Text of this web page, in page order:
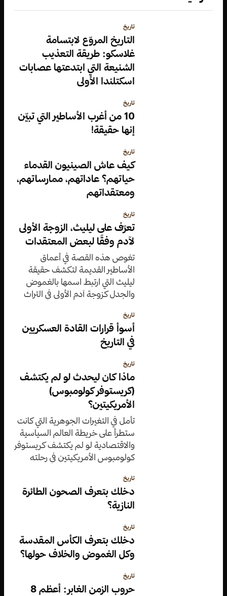
تاريخ
التاريخ المروّع لابتسامة
غلاسكو: طريقة التعذيب
الشنيعة التي ابتدعتها عصابات
اسكتلندا الأولى
تاريخ
10 من أغرب الأساطير التي تبيّن
إنها حقيقة!
تاريخ
كيف عاش الصينيون القدماء
حياتهم؟ عاداتهم، ممارساتهم،
ومعتقداتهم
تاريخ
تعرّف على ليليث، الزوجة الأولى
لآدم وفقًا لبعض المعتقدات
تغوص هذه القصة في أعماق
الأساطير القديمة لتكشف حقيقة
ليليث التي ارتبط اسمها بالغموض
والجدل كزوجة آدم الأولى في التراث
النهرين.
تاريخ
أسوأ قرارات القادة العسكريين
في التاريخ
تاريخ
ماذا كان ليحدث لو لم يكتشف
(كريستوفر كولومبوس)
الأمريكيتين؟
تأمل في التغيرات الجوهرية التي كانت
ستطرأ على خريطة العالم السياسية
والاقتصادية لو لم يكتشف كريستوفر
كولومبوس الأمريكيتين في رحلته
تاريخ
دخلك بتعرف الصحون الطائرة
النازية؟
تاريخ
دخلك بتعرف الكأس المقدسة
وكل الغموض والخلاف حولها؟
تاريخ
حروب الزمن الغابر: أعظم 8